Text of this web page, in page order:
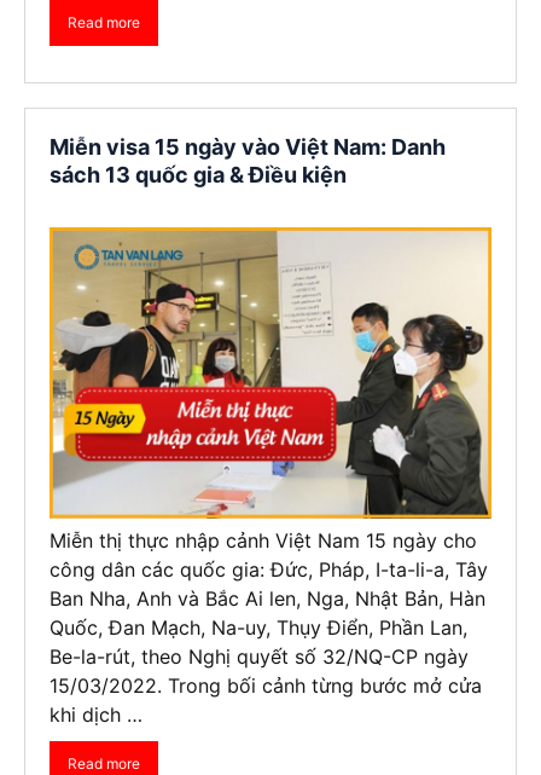
Read more
Miễn visa 15 ngày vào Việt Nam: Danh
sách 13 quốc gia & Điều kiện
Miễn thị thực nhập cảnh Việt Nam 15 ngày cho
công dân các quốc gia: Đức, Pháp, I-ta-li-a, Tây
Ban Nha, Anh và Bắc Ai len, Nga, Nhật Bản, Hàn
Quốc, Đan Mạch, Na-uy, Thụy Điển, Phần Lan,
Be-la-rút, theo Nghị quyết số 32/NQ-CP ngày
15/03/2022. Trong bối cảnh từng bước mở cửa
khi dịch …
Read more